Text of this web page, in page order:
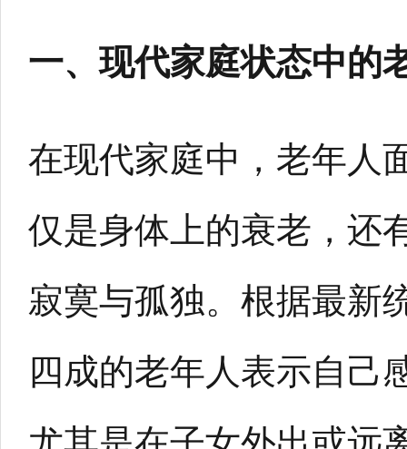
一、现代家庭状态中的
在现代家庭中，老年人
仅是身体上的衰老，还
寂寞与孤独。根据最新
四成的老年人表示自己